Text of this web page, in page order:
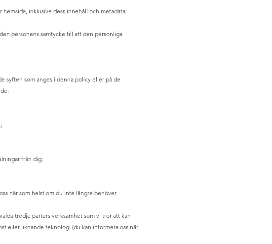
inklusive dess innehåll och metadata;
personens samtycke till att den personliga
syften som anges i denna policy eller på de
från dig;
när som helst om du inte längre behöver
tredje parters verksamhet som vi tror att kan
eller liknande teknologi (du kan informera oss när